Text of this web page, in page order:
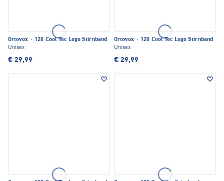
Ortovox · 120 Cool Tec Logo Stirnband
Unisex
€ 29,99
Ortovox · 120 Cool Tec Logo Stirnband
Unisex
€ 29,99